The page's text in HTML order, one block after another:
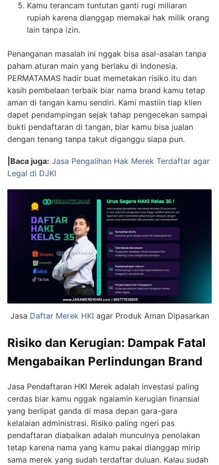
Kamu terancam tuntutan ganti rugi miliaran
rupiah karena dianggap memakai hak milik orang
lain tanpa izin.
Penanganan masalah ini nggak bisa asal-asalan tanpa
paham aturan main yang berlaku di Indonesia.
PERMATAMAS hadir buat memetakan risiko itu dan
kasih pembelaan terbaik biar nama brand kamu tetap
aman di tangan kamu sendiri. Kami mastiin tiap klien
dapet pendampingan sejak tahap pengecekan sampai
bukti pendaftaran di tangan, biar kamu bisa jualan
dengan tenang tanpa takut diganggu siapa pun.
|Baca juga: Jasa Pengalihan Hak Merek Terdaftar agar
Legal di DJKI
Jasa Daftar Merek HKI agar Produk Aman Dipasarkan
Risiko dan Kerugian: Dampak Fatal
Mengabaikan Perlindungan Brand
Jasa Pendaftaran HKI Merek adalah investasi paling
cerdas biar kamu nggak ngalamin kerugian finansial
yang berlipat ganda di masa depan gara-gara
kelalaian administrasi. Risiko paling ngeri pas
pendaftaran diabaikan adalah munculnya penolakan
tetap karena nama yang kamu pakai dianggap mirip
sama merek yang sudah terdaftar duluan. Kalau sudah